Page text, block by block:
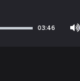
03:46